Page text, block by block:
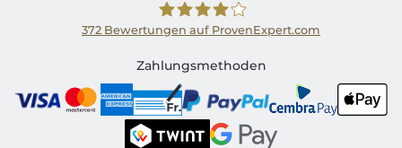
Shirtinator CH
372 Bewertungen auf ProvenExpert.com
Zahlungsmethoden